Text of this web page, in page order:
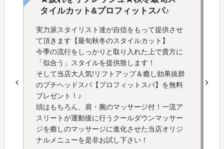
タイルカット&プロフィットスパ♪
実力派スタイリスト達が自信をもって提供させ
て頂きます【最旬秋冬のスタイルカット】
今季の流行をしっかりと取り入れた上で貴方に
「似合う」スタイルを提供致します！
そして当店大人気!リフトアップ＆癒し効果抜群
のプチヘッドスパ【プロフィットスパ】を無料
プレゼント！♪
頭はもちろん、肩・腕のマッサージ付！一流ア
スリートが運動後に行うクールダウンマッサー
ジを癒しのマッサージに進化させた当店オリジ
ナルメニューを是非お試し下さい！